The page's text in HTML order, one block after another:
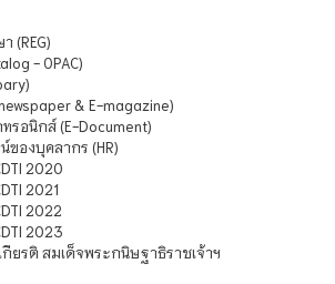
(REG)
- OPAC)
& E-magazine)
รอนิกส์ (E-Document)
ของบุคลากร (HR)
2020
2021
2022
2023
ยรติ สมเด็จพระกนิษฐาธิราชเจ้าฯ